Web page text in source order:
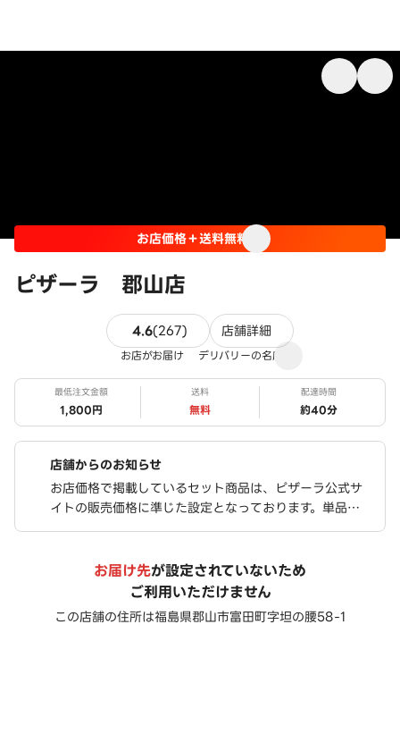
ピザーラ 郡山店
お店価格＋送料無料
4.6(267) 267件のレビュー
店舗詳細
お店がお届け デリバリーの名店
最低注文金額
1,800円
送料
無料
配達時間
約40分
店舗からのお知らせ
お店価格で掲載しているセット商品は、ピザーラ公式サ
イトの販売価格に準じた設定となっております。単品を
個別に注文されるよりも、お得な価格でご購入いただけ
お届け先が設定されていないため
ご利用いただけません
この店舗の住所は福島県郡山市富田町字坦の腰58-1